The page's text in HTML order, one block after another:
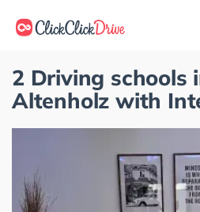
2 Driving schools
Altenholz with